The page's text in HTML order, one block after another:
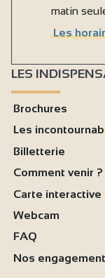
matin
Les
LES
Brochures
Les
Billetterie
Comment venir ?
Carte interactive
Webcam
FAQ
Nos